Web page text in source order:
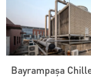
Bayrampaşa